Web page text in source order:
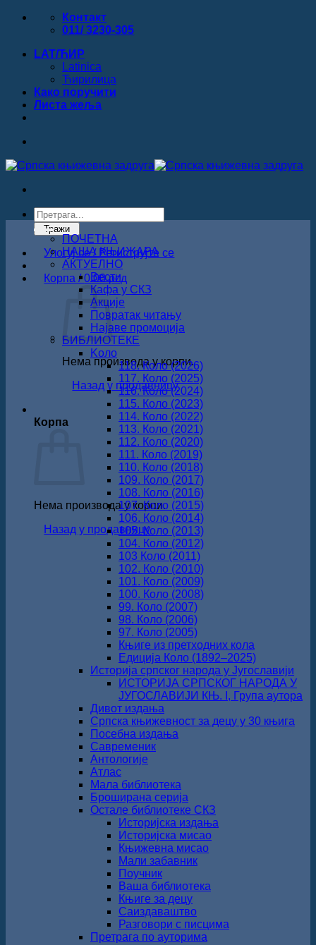
Прескочи
Контакт
011/ 3230-305
LAT/ЋИР
Latinica
Ћирилица
Како поручити
Листa жеља
Products
search
Тражи
Улогуј се / Региструјте се
Корпа /0.00рсд
Нема производа у корпи.
Назад у продавницу
Корпа
Нема производа у корпи.
Назад у продавницу
ПОЧЕТНА
НАША КЊИЖАРА
АКТУЕЛНО
Вести
Кафа у СКЗ
Акције
Повратак читању
Најаве промоција
БИБЛИОТЕКЕ
Koло
118. Коло (2026)
117. Коло (2025)
116. Коло (2024)
115. Коло (2023)
114. Коло (2022)
113. Коло (2021)
112. Коло (2020)
111. Коло (2019)
110. Коло (2018)
109. Коло (2017)
108. Коло (2016)
107. Коло (2015)
106. Коло (2014)
105. Коло (2013)
104. Коло (2012)
103 Коло (2011)
102. Коло (2010)
101. Коло (2009)
100. Коло (2008)
99. Коло (2007)
98. Коло (2006)
97. Коло (2005)
Књиге из претходних кола
Едиција Коло (1892‒2025)
Историја српског народа у Југославији
ИСТОРИЈА СРПСКОГ НАРОДА У
ЈУГОСЛАВИЈИ КЊ. I, Група аутора
Дивот издања
Српска књижевност за децу у 30 књига
Посебна издања
Савременик
Антологије
Атлас
Мала библиотека
Броширана серија
Остале библиотеке СКЗ
Историјска издања
Историјска мисао
Књижевна мисао
Мали забавник
Поучник
Ваша библиотека
Књиге за децу
Саиздаваштво
Разговори с писцима
Претрага по ауторима